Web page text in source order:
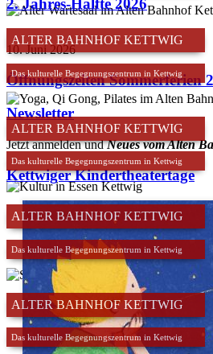
ALTER BAHNHOF KETTWIG
Das kulturelle Begegnungszentrum in Kettwig
ALTER BAHNHOF KETTWIG
Das kulturelle Begegnungszentrum in Kettwig
ALTER BAHNHOF KETTWIG
Das kulturelle Begegnungszentrum in Kettwig
ALTER BAHNHOF KETTWIG
Das kulturelle Begegnungszentrum in Kettwig
2. Jahres-Hälfte 2026
10. Juni 2026
Öffnungszeiten Sommerferien
Newsletter
Jetzt anmelden undNeues vom Alten
Kettwiger Kindertheatertage